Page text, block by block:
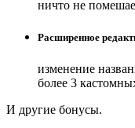
ничто не
Расширенное
изменение
более 3
И другие бонусы.